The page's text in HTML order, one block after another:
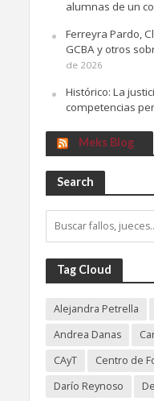
alumnas de un
Ferreyra Pardo,
GCBA y otros
de 2026
Histórico: La
competencias
Meks Blog
Search
Tag Cloud
Alejandra Petrella
Andrea Danas
CAyT
Centro de
Darío Reynoso